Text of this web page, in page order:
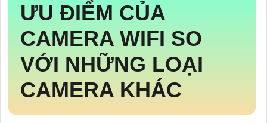
ƯU ĐIỂM CỦA
CAMERA WIFI SO
VỚI NHỮNG LOẠI
CAMERA KHÁC